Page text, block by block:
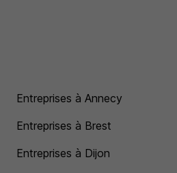
Entreprises à Annecy
Entreprises à Brest
Entreprises à Dijon